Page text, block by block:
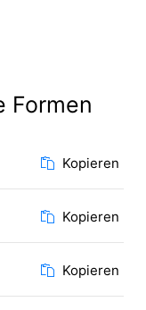
Formen
Kopieren
Kopieren
Kopieren